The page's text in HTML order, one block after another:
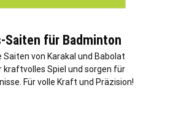
Saiten für Badminton
Saiten von Karakal und Babolat
kraftvolles Spiel und sorgen für
Für volle Kraft und Präzision!